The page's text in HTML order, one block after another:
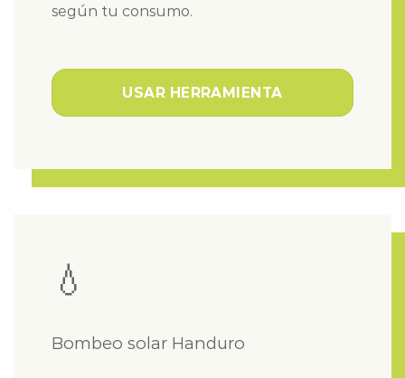
según tu consumo.
USAR HERRAMIENTA
💧
Bombeo solar Handuro